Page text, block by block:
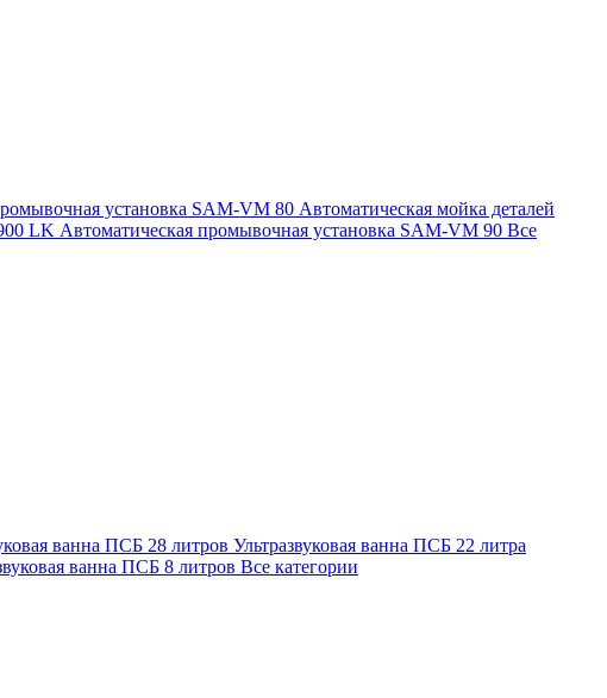
установка SAM-VM 80 Автоматическая мойка деталей
LK Автоматическая промывочная установка SAM-VM 90 Все
ванна ПСБ 28 литров Ультразвуковая ванна ПСБ 22 литра
ванна ПСБ 8 литров Все категории